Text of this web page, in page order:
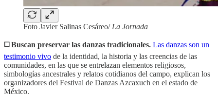
Foto Javier Salinas Cesáreo/ La Jornada
◻️ Buscan preservar las danzas tradicionales. Las danzas son un
testimonio vivo de la identidad, la historia y las creencias de las
comunidades, en las que se entrelazan elementos religiosos,
simbologías ancestrales y relatos cotidianos del campo, explican los
organizadores del Festival de Danzas Azcaxuch en el estado de
México.